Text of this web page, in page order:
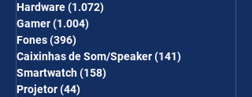
Hardware(1.072)
Gamer(1.004)
Fones(396)
Caixinhas de Som/Speaker(141)
Smartwatch(158)
Projetor(44)